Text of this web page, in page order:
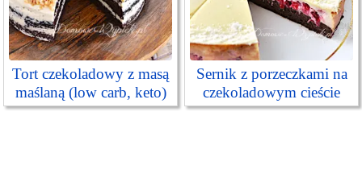
Tort czekoladowy z masą
maślaną (low carb, keto)
Sernik z porzeczkami na
czekoladowym cieście